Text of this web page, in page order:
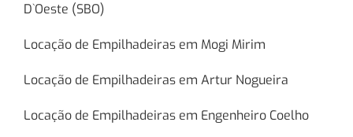
D`Oeste (SBO)
Locação de Empilhadeiras em Mogi Mirim
Locação de Empilhadeiras em Artur Nogueira
Locação de Empilhadeiras em Engenheiro Coelho